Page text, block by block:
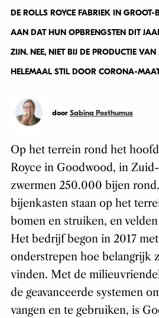
DE ROLLS ROYCE FABRIEK IN
AAN DAT HUN OPBRENGSTEN DIT
ZIJN. NEE, NIET BIJ DE PRODUCTIE
HELEMAAL STIL DOOR CORONA-
door Sabina Posthumus
Op het terrein rond het
Royce in Goodwood, in
zwermen 250.000 bijen
bijenkasten staan op het
bomen en struiken, en
Het bedrijf begon in 2017
onderstrepen hoe belangrijk
vinden. Met de
de geavanceerde systemen
vangen en te gebruiken, is